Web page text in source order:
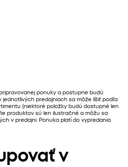
ponuky a postupne budú
predajniach sa môže líšiť podľa
(niektoré položky budú dostupné len
produktov sú len ilustračné a môžu sa
v predajni. Ponuka platí do vypredania
v